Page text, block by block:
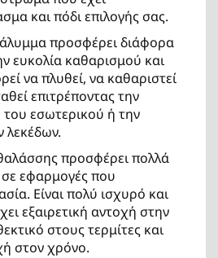
και πόδι επιλογής σας.
προσφέρει διάφορα
ευκολία καθαρισμού και
να πλυθεί, να καθαριστεί
επιτρέποντας την
εσωτερικού ή την
προσφέρει πολλά
σε εφαρμογές που
Είναι πολύ ισχυρό και
εξαιρετική αντοχή στην
στους τερμίτες και
στον χρόνο.